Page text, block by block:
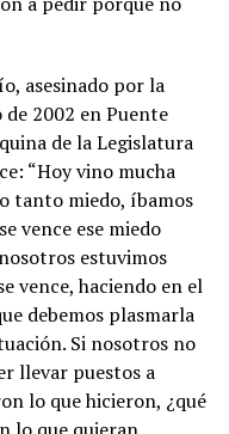
asesinado por la
2002 en Puente
de la Legislatura
“Hoy vino mucha
tanto miedo, íbamos
vence ese miedo
estuvimos
vence, haciendo en el
debemos plasmarla
Si nosotros no
llevar puestos a
lo que hicieron, ¿qué